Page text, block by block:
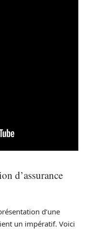
d’assurance
d’une
un impératif. Voici